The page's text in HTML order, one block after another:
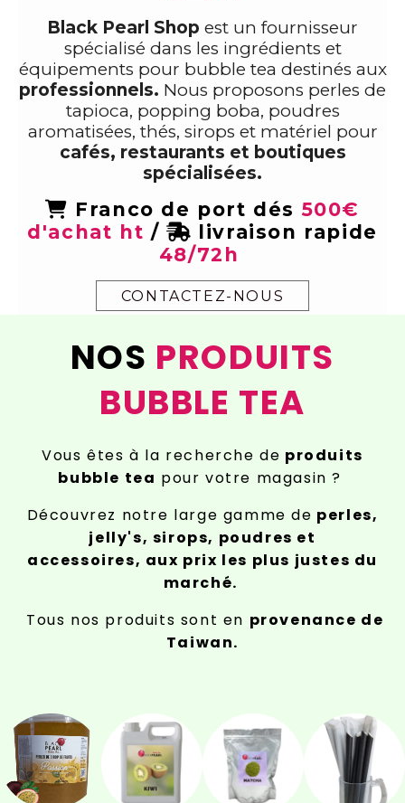
Black Pearl Shop est un fournisseur
spécialisé dans les ingrédients et
équipements pour bubble tea destinés aux
professionnels. Nous proposons perles de
tapioca, popping boba, poudres
aromatisées, thés, sirops et matériel pour
cafés, restaurants et boutiques
spécialisées.
 Franco de port dés500€
d'achat ht /  livraison rapide
48/72h
CONTACTEZ-NOUS
NOS PRODUITS
BUBBLE TEA
Vous êtes à la recherche de produits
bubble tea pour votre magasin ?
Découvrez notre large gamme de perles,
jelly's, sirops, poudres et
accessoires, aux prix les plus justes du
marché.
Tous nos produits sont en provenance de
Taiwan.